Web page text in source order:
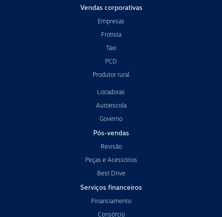
Vendas corporativas
Empresas
Frotista
Táxi
PCD
Produtor rural
Locadoras
Autoescola
Governo
Pós-vendas
Revisão
Peças e Acessórios
Best Drive
Serviços financeiros
Financiamento
Consórcio